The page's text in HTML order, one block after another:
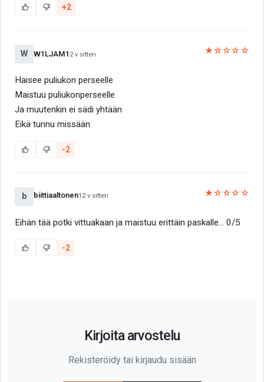
+2
W W1LJAM1 2 v sitten ★☆☆☆☆
Haisee puliukon perseelle
Maistuu puliukonperseelle
Ja muutenkin ei sädi yhtään
Eikä tunnu missään
-2
b biittiaaltonen12 v sitten ★☆☆☆☆
Eihän tää potki vittuakaan ja maistuu erittäin paskalle... 0/5
-2
Kirjoita arvostelu
Rekisteröidy tai kirjaudu sisään